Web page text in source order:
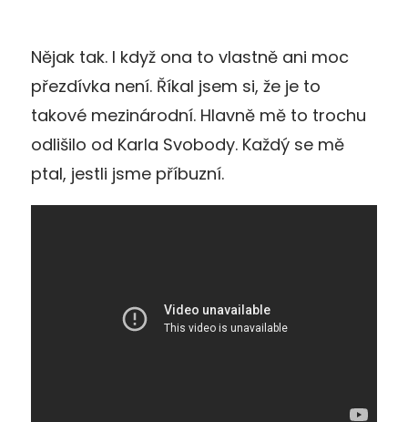
Nějak tak. I když ona to vlastně ani moc
přezdívka není. Říkal jsem si, že je to
takové mezinárodní. Hlavně mě to trochu
odlišilo od Karla Svobody. Každý se mě
ptal, jestli jsme příbuzní.